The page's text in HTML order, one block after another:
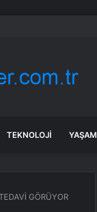
TEKNOLOJI YAŞAM
GÖRÜYOR